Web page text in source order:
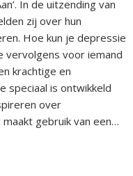
In de uitzending van
zij over hun
Hoe kun je depressie
vervolgens voor iemand
krachtige en
speciaal is ontwikkeld
over
gebruik van een…